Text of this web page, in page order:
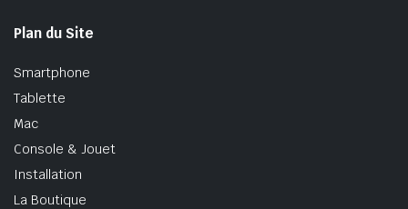
Plan du Site
Smartphone
Tablette
Mac
Console & Jouet
Installation
La Boutique